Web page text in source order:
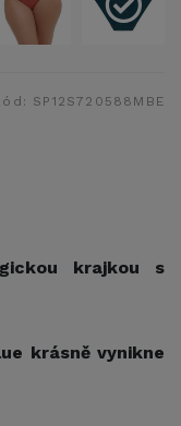
SP12S720588MBE
krajkou s
krásně vynikne